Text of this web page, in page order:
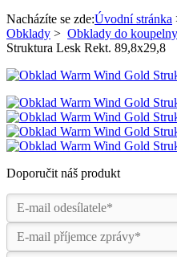
Nacházíte se zde:Úvodní stránka
Obklady > Obklady do koupelny
Struktura Lesk Rekt. 89,8x29,8
Doporučit náš produkt